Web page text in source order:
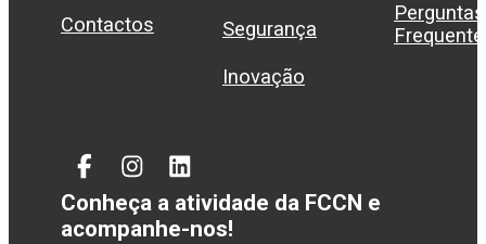
Contactos Segurança
Inovação
Perguntas
FacebookInstagram
Linked
In
Conheça a atividade da FCCN e
acompanhe-nos!